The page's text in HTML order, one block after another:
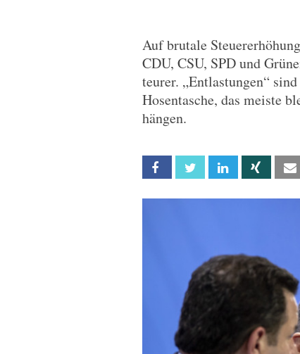
Auf brutale
CDU, CSU, SPD und
teurer. „Entlastungen“
Hosentasche, das meiste
hängen.
Facebook Twitter Linkedin Xing